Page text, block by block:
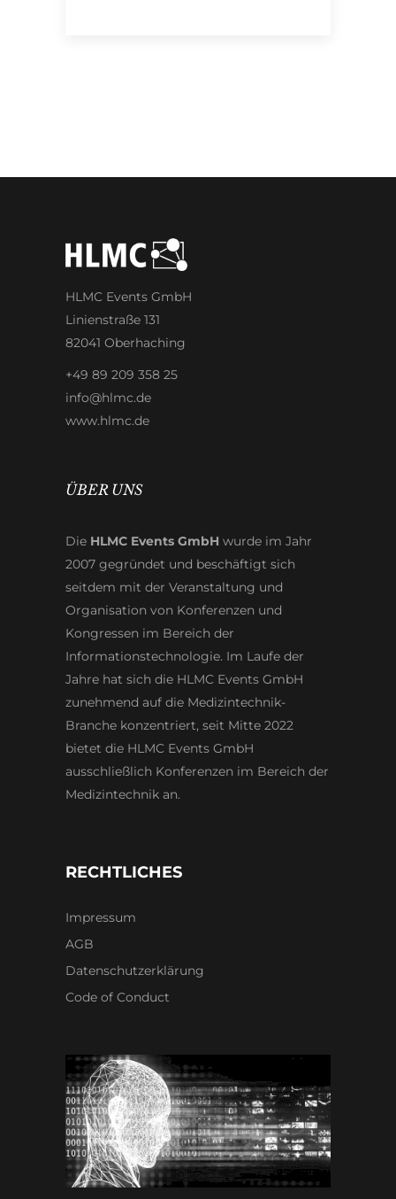
HLMC Events GmbH
Linienstraße 131
82041 Oberhaching
+49 89 209 358 25
info@hlmc.de
www.hlmc.de
ÜBER UNS
Die HLMC Events GmbH wurde im Jahr
2007 gegründet und beschäftigt sich
seitdem mit der Veranstaltung und
Organisation von Konferenzen und
Kongressen im Bereich der
Informationstechnologie. Im Laufe der
Jahre hat sich die HLMC Events GmbH
zunehmend auf die Medizintechnik-
Branche konzentriert, seit Mitte 2022
bietet die HLMC Events GmbH
ausschließlich Konferenzen im Bereich der
Medizintechnik an.
RECHTLICHES
Impressum
AGB
Datenschutzerklärung
Code of Conduct